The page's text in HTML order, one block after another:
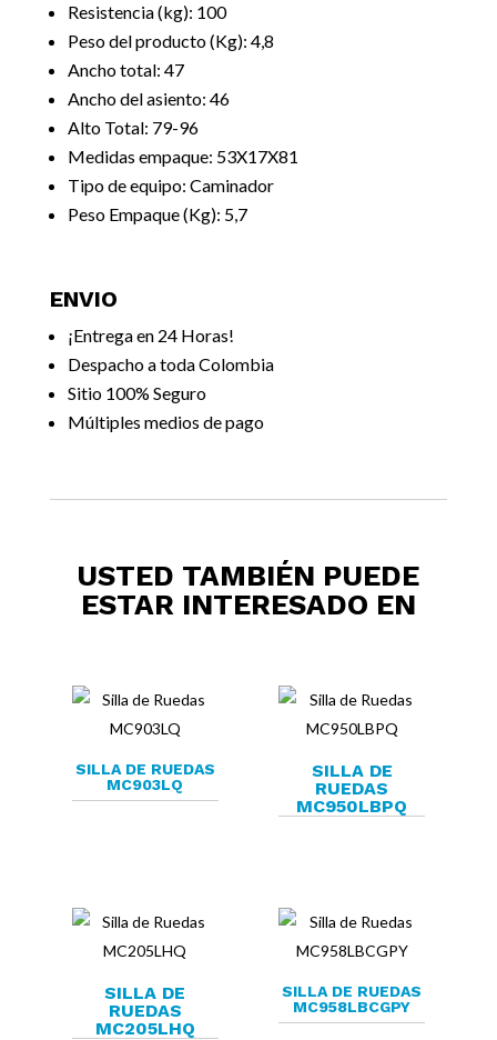
Resistencia (kg): 100
Peso del producto (Kg): 4,8
Ancho total: 47
Ancho del asiento: 46
Alto Total: 79-96
Medidas empaque: 53X17X81
Tipo de equipo: Caminador
Peso Empaque (Kg): 5,7
ENVIO
¡Entrega en 24 Horas!
Despacho a toda Colombia
Sitio 100% Seguro
Múltiples medios de pago
USTED TAMBIÉN PUEDE
ESTAR INTERESADO EN
SILLA DE RUEDAS
MC903LQ
SILLA DE
RUEDAS
MC950LBPQ
SILLA DE
RUEDAS
MC205LHQ
SILLA DE RUEDAS
MC958LBCGPY